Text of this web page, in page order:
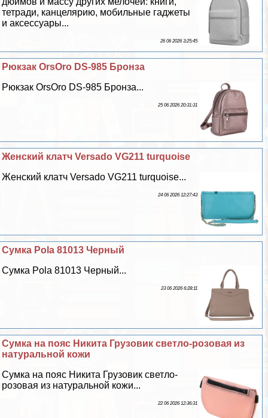
тетради, канцелярию, мобильные гаджеты
и аксессуары...
26 06 2026 3:25:45
Рюкзак OrsOro DS-985 Бронза
Рюкзак OrsOro DS-985 Бронза...
25 06 2026 20:31:31
Женский клатч Versado VG211 turquoise
Женский клатч Versado VG211 turquoise...
24 06 2026 12:27:43
Сумка Pola 81013 Черный
Сумка Pola 81013 Черный...
23 06 2026 6:28:11
Сумка на пояс Никита Грузовик светло-розовая из
натуральной кожи
Сумка на пояс Никита Грузовик светло-
розовая из натуральной кожи...
22 06 2026 12:36:31